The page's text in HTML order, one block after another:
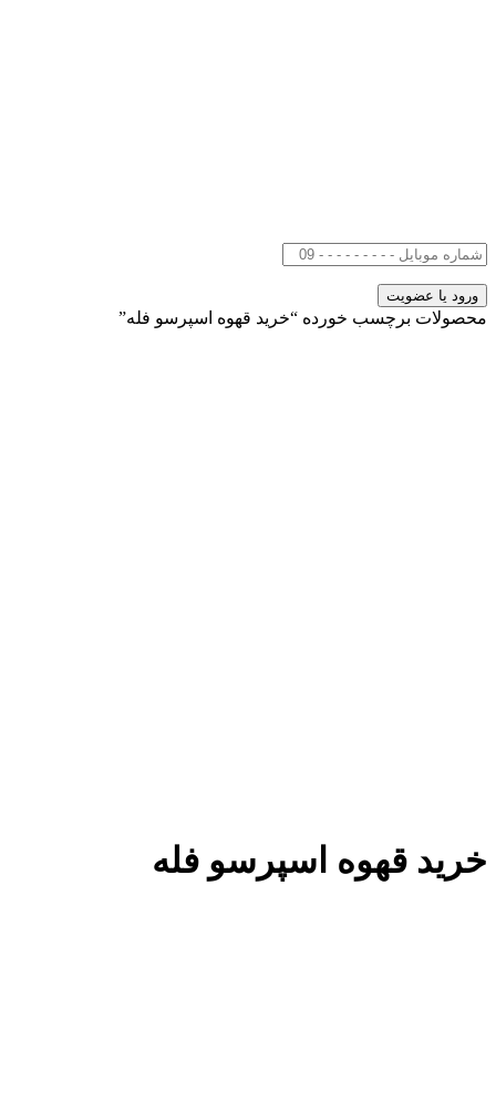
محصولات برچسب خورده “خرید قهوه اسپرسو فله”
خرید قهوه اسپرسو فله